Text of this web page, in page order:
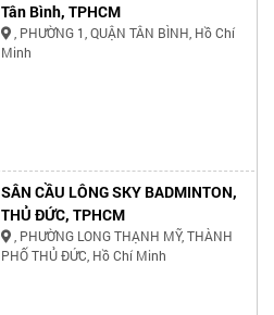
Tân Bình, TPHCM
, PHƯỜNG 1, QUẬN TÂN BÌNH, Hồ Chí
Minh
SÂN CẦU LÔNG SKY BADMINTON,
THỦ ĐỨC, TPHCM
, PHƯỜNG LONG THẠNH MỸ, THÀNH
PHỐ THỦ ĐỨC, Hồ Chí Minh